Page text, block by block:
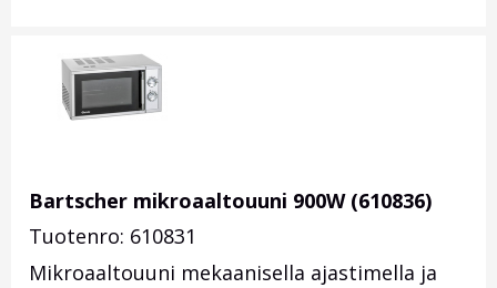
Bartscher mikroaaltouuni 900W (610836)
Tuotenro: 610831
Mikroaaltouuni mekaanisella ajastimella ja